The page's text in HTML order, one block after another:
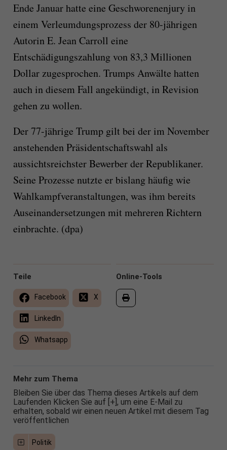
Ende Januar hatte eine Geschworenenjury in
einem Verleumdungsprozess der 80-jährigen
Autorin E. Jean Carroll eine
Entschädigungszahlung von 83,3 Millionen
Dollar zugesprochen. Trumps Anwälte hatten
auch in diesem Fall angekündigt, in Revision
gehen zu wollen.
Der 77-jährige Trump gilt bei der im November
anstehenden Präsidentschaftswahl als
aussichtsreichster Bewerber der Republikaner.
Seine Prozesse nutzte er bislang häufig wie
Wahlkampfveranstaltungen, was ihm bereits
Auseinandersetzungen mit mehreren Richtern
einbrachte. (dpa)
Online-Tools
Teile
Facebook X
LinkedIn
Whatsapp
Mehr zum Thema
Bleiben Sie über das Thema dieses Artikels auf dem
Laufenden Klicken Sie auf [+], um eine E-Mail zu
erhalten, sobald wir einen neuen Artikel mit diesem Tag
veröffentlichen
Politik